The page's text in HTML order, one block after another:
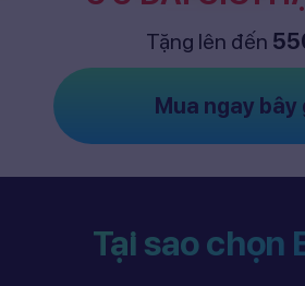
Tặng lên đến
Mua ngay bây
Tại sao chọn